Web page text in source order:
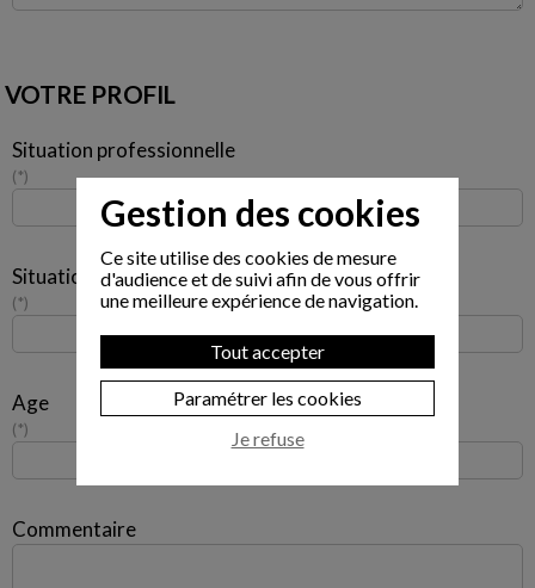
VOTRE PROFIL
Situation professionnelle
*
Situation familiale
*
Age
*
Commentaire
Gestion des cookies
Ce site utilise des cookies de mesure
d'audience et de suivi afin de vous offrir
une meilleure expérience de navigation.
Tout accepter
Paramétrer les cookies
Je refuse